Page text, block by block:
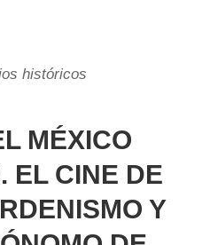
históricos
MÉXICO
EL CINE DE
Y